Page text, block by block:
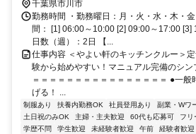
駅南口より徒歩1分
千葉県市川市
勤務時間 ・勤務曜日：月・火・水・木・
間： [1] 06:00～10:00 [2] 09:00～17:00 [3]
日数（週）：2日 【...
仕事内容 ＜やよい軒のキッチンクルー＞
験から始めやすい！マニュアル完備のシン
＝＝＝＝＝＝＝＝＝＝＝＝＝＝＝＝ ●一
げる！ ...
制服あり 扶養内勤務OK 社員登用あり 副業・Wワ
土日祝のみOK
主婦・主夫歓迎 60代も応募可 フリ
学歴不問
学生歓迎 未経験者歓迎 午前 経験者歓迎